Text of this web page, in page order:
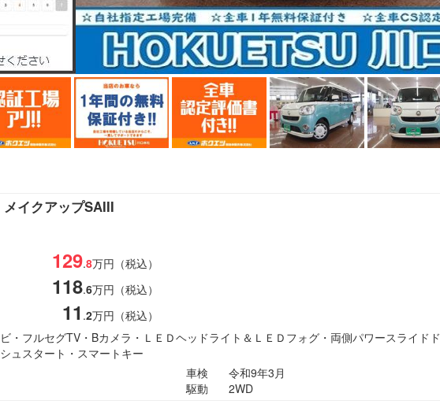
イクアップSAIII
129.8万円（税込）
118.6万円（税込）
11 .2万円（税込）
・フルセグTV・Bカメラ・ＬＥＤヘッドライト＆ＬＥＤフォグ・両側パワースライ
ュスタート・スマートキー
車検 令和9年3月
駆動 2WD